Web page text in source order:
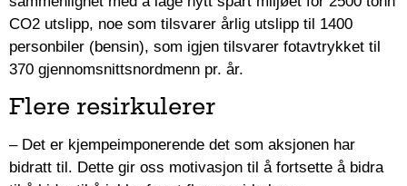
CO2 utslipp, noe som tilsvarer årlig utslipp til 1400
personbiler (bensin), som igjen tilsvarer fotavtrykket til
370 gjennomsnittsnordmenn pr. år.
Flere resirkulerer
– Det er kjempeimponerende det som aksjonen har
bidratt til. Dette gir oss motivasjon til å fortsette å bidra